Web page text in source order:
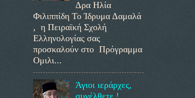
Δρα Ηλία
Φιλιππίδη Το Ίδρυμα Δαμαλά
, η Πειραϊκή Σχολή
Ελληνολογίας σας
προσκαλούν στο Πρόγραμμα
Ομιλι...
Άγιοι ιεράρχες,
συνέλθετε !